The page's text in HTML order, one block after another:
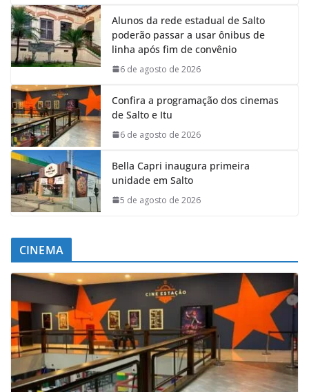
Alunos da rede estadual de Salto
poderão passar a usar ônibus de
linha após fim de convênio
6 de agosto de 2026
Confira a programação dos cinemas
de Salto e Itu
6 de agosto de 2026
Bella Capri inaugura primeira
unidade em Salto
5 de agosto de 2026
CINEMA